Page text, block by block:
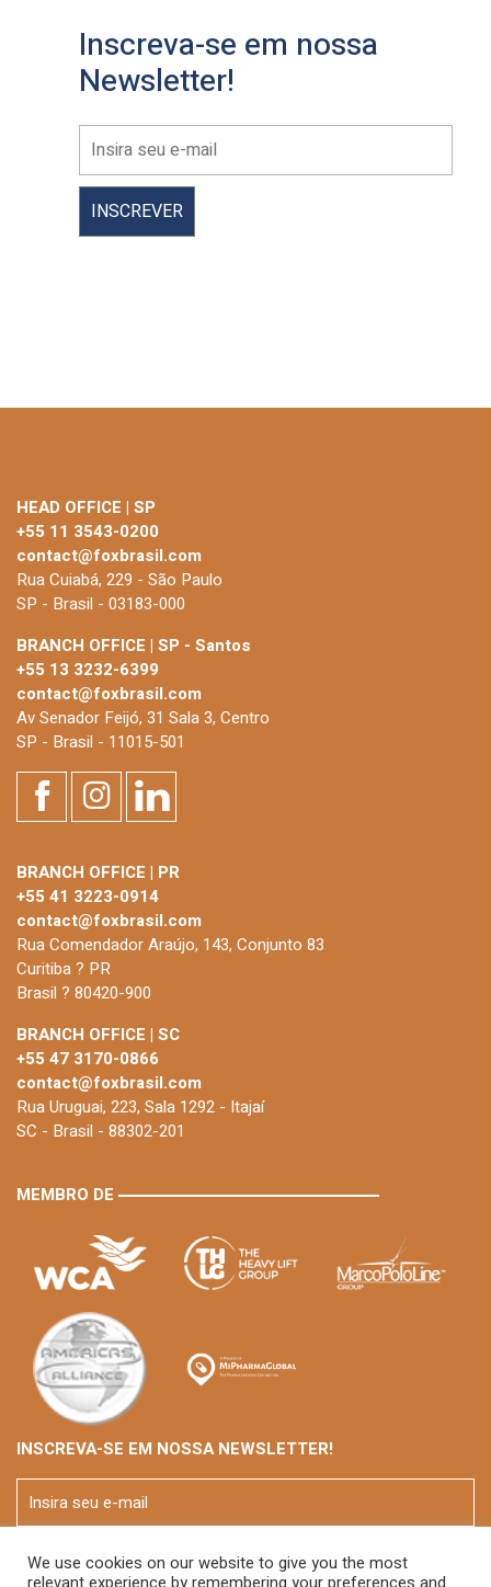
Inscreva-se em nossa
Newsletter!
HEAD OFFICE | SP
+55 11 3543-0200
contact@foxbrasil.com
Rua Cuiabá, 229 - São Paulo
SP - Brasil - 03183-000
BRANCH OFFICE | SP - Santos
+55 13 3232-6399
contact@foxbrasil.com
Av Senador Feijó, 31 Sala 3, Centro
SP - Brasil - 11015-501
BRANCH OFFICE | PR
+55 41 3223-0914
contact@foxbrasil.com
Rua Comendador Araújo, 143, Conjunto 83
Curitiba ? PR
Brasil ? 80420-900
BRANCH OFFICE | SC
+55 47 3170-0866
contact@foxbrasil.com
Rua Uruguai, 223, Sala 1292 - Itajaí
SC - Brasil - 88302-201
MEMBRO DE
INSCREVA-SE EM NOSSA NEWSLETTER!
We use cookies on our website to give you the most